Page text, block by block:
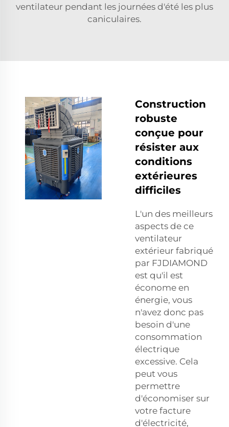
ventilateur pendant les journées d'été les plus
caniculaires.
Construction
robuste
conçue pour
résister aux
conditions
extérieures
difficiles
L'un des meilleurs
aspects de ce
ventilateur
extérieur fabriqué
par FJDIAMOND
est qu'il est
économe en
énergie, vous
n'avez donc pas
besoin d'une
consommation
électrique
excessive. Cela
peut vous
permettre
d'économiser sur
votre facture
d'électricité,